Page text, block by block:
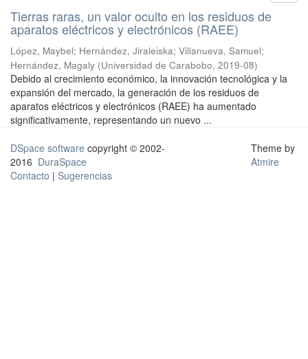
Tierras raras, un valor oculto en los residuos de
aparatos eléctricos y electrónicos (RAEE)
López, Maybel; Hernández, Jiraleiska; Villanueva, Samuel;
Hernández, Magaly (Universidad de Carabobo, 2019-08)
Debido al crecimiento económico, la innovación tecnológica y la
expansión del mercado, la generación de los residuos de
aparatos eléctricos y electrónicos (RAEE) ha aumentado
significativamente, representando un nuevo ...
DSpace software copyright © 2002-
2016 DuraSpace
Contacto | Sugerencias
Theme by
Atmire